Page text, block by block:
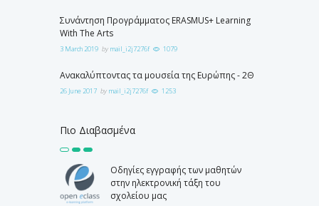
Συνάντηση Προγράμματος ERASMUS+ Learning
With The Arts
3 March 2019 by mail_i2j7276f 1079
Ανακαλύπτοντας τα μουσεία της Ευρώπης - 2Θ
26 June 2017 by mail_i2j7276f 1253
Πιο Διαβασμένα
Οδηγίες εγγραφής των μαθητών
στην ηλεκτρονική τάξη του
σχολείου μας